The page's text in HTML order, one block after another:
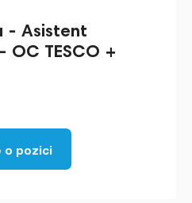
- Asistent
OC TESCO +
o pozici